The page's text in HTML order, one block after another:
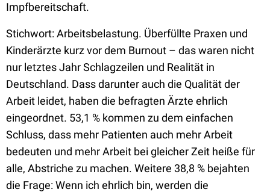
Impfbereitschaft.
Stichwort: Arbeitsbelastung. Überfüllte Praxen und
Kinderärzte kurz vor dem Burnout – das waren nicht
nur letztes Jahr Schlagzeilen und Realität in
Deutschland. Dass darunter auch die Qualität der
Arbeit leidet, haben die befragten Ärzte ehrlich
eingeordnet. 53,1 % kommen zu dem einfachen
Schluss, dass mehr Patienten auch mehr Arbeit
bedeuten und mehr Arbeit bei gleicher Zeit heiße für
alle, Abstriche zu machen. Weitere 38,8 % bejahten
die Frage: Wenn ich ehrlich bin, werden die